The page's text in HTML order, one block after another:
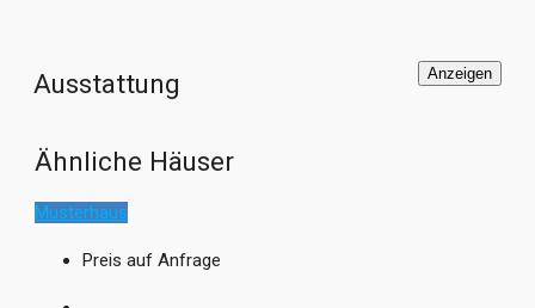
zukunftsorientiertes Plusenergie-Haus gemäß
Standard und verfügt über ein eigenes Solar-Hauskraftwerk.
Ausstattung Anzeigen
Ähnliche Häuser
Musterhaus
Preis auf Anfrage